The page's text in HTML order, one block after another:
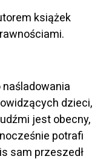
książek
dzieci,
jest obecny,
potrafi
sam przeszedł